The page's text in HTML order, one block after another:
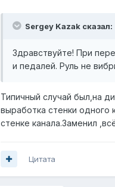
Sergey Kazak сказал:
Здравствуйте! При
и педалей. Руль не
Типичный случай был,на
выработка стенки одного
стенке канала.Заменил
Цитата